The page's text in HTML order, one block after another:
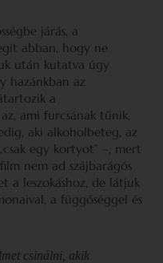
járás, a
abban, hogy ne
után kutatva úgy
hazánkban az
a
ami furcsának tűnik,
aki alkoholbeteg, az
egy kortyot” –, mert
nem ad szájbarágós
a leszokáshoz, de látjuk
a függőséggel és
csinálni, akik